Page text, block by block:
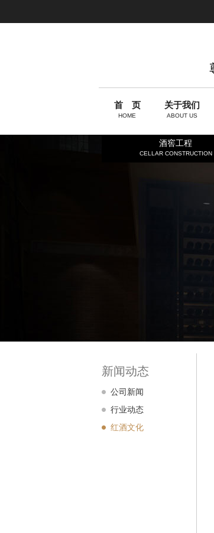
首 页
HOME
关于我们
ABOUT US
酒窖工程
CELLAR CONSTRUCTION
新闻动态
公司新闻
行业动态
红酒文化